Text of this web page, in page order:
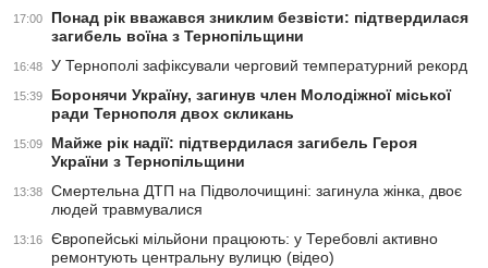
17:00
Понад рік вважався зниклим безвісти: підтвердилася
загибель воїна з Тернопільщини
16:48 У Тернополі зафіксували черговий температурний рекорд
15:39
Боронячи Україну, загинув член Молодіжної міської
ради Тернополя двох скликань
15:09
Майже рік надії: підтвердилася загибель Героя
України з Тернопільщини
13:38
Смертельна ДТП на Підволочищині: загинула жінка, двоє
людей травмувалися
13:16
Європейські мільйони працюють: у Теребовлі активно
ремонтують центральну вулицю (відео)